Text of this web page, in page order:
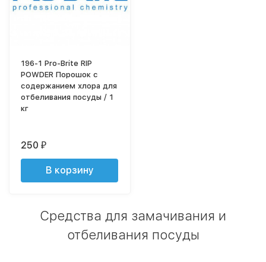
196-1 Pro-Brite RIP
POWDER Порошок с
содержанием хлора для
отбеливания посуды / 1
кг
250₽
В корзину
Средства для замачивания и
отбеливания посуды